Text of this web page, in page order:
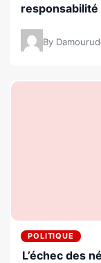
responsabilité
By
POLITIQUE
L’échec des